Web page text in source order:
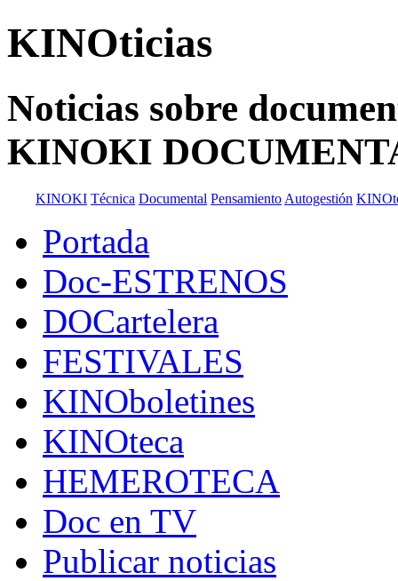
KINOticias
Noticias sobre
KINOKI
KINOKI Técnica Documental Pensamiento Autogestión
Portada
Doc-ESTRENOS
DOCartelera
FESTIVALES
KINOboletines
KINOteca
HEMEROTECA
Doc en TV
Publicar noticias